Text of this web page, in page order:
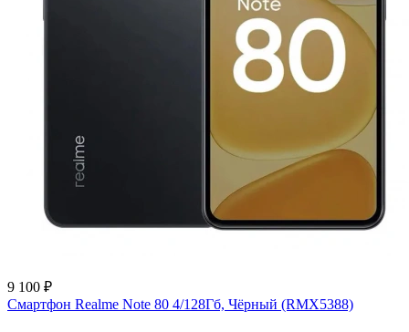
9 100 ₽
Смартфон Realme Note 80 4/128Гб, Чёрный (RMX5388)